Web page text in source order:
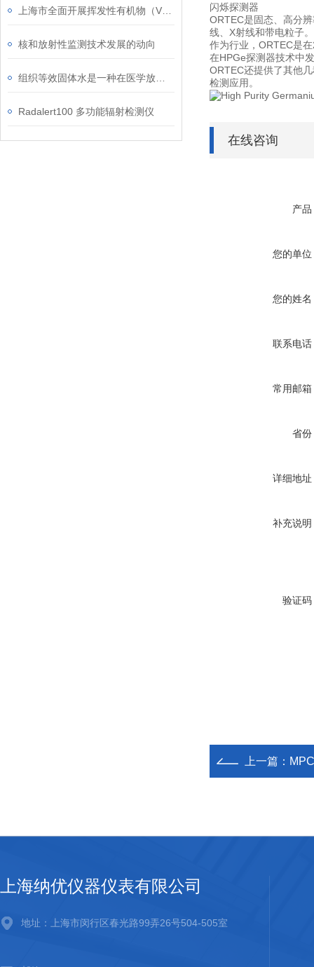
核和放射性监测技术发展的动向
Radalert100 多功能辐射检测仪
闪烁探测器
ORTEC是固态、高分
线、X射线和带电粒子。
作为行业，ORTEC是
在HPGe探测器技术中
ORTEC还提供了其他
检测应用。
在线咨询
产品
您的单位
您的姓名
联系电话
常用邮箱
省份
详细地址
补充说明
验证码
上一篇：
上海纳优仪器仪表有限公司
地址：上海市闵行区春光路99弄26号504-505室